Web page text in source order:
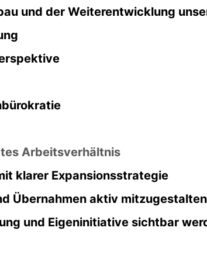
und der Weiterentwicklung
Arbeitsverhältnis
klarer Expansionsstrategie
Übernahmen aktiv mitzugestalten
und Eigeninitiative sichtbar